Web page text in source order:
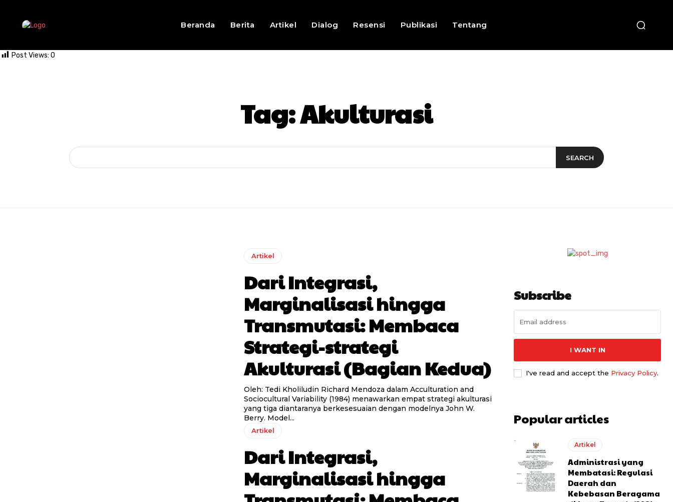
Beranda Berita Artikel Dialog Resensi Publikasi Tentang
Post Views: 0
Tag:Akulturasi
SEARCH
Artikel
Dari Integrasi,
Marginalisasi hingga
Transmutasi: Membaca
Strategi-strategi
Akulturasi (Bagian Kedua)
Oleh: Tedi Kholiludin Richard Mendoza dalam Acculturation and
Sociocultural Variability (1984) menawarkan empat strategi akulturasi
yang tiga diantaranya berkesesuaian dengan modelnya John W.
Berry. Model...
Artikel
Dari Integrasi,
Marginalisasi hingga
Subscribe
I WANT IN
I've read and accept the Privacy Policy.
Popular articles
Artikel
Administrasi yang
Membatasi: Regulasi
Daerah dan
Kebebasan Beragama